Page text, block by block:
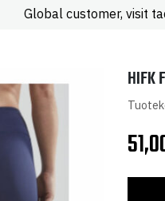
Global customer, visit